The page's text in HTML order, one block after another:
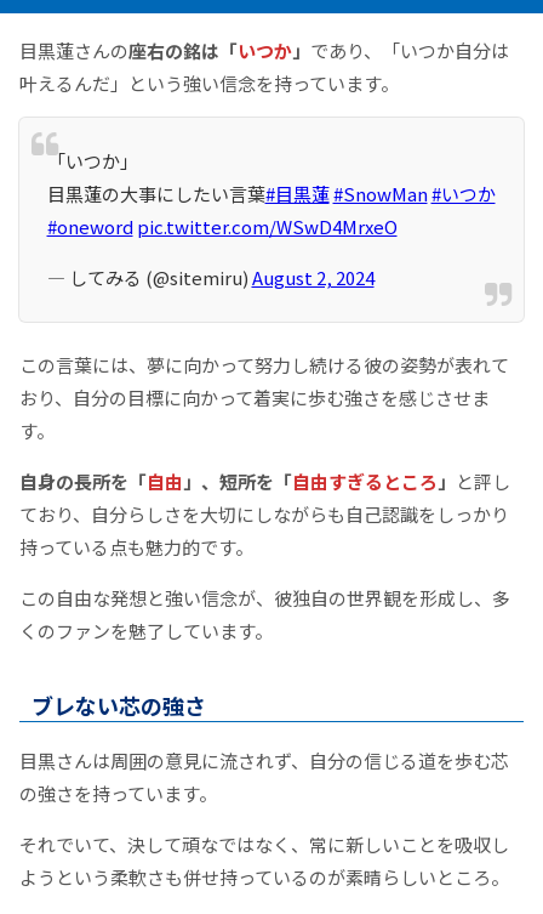
目黒蓮さんの座右の銘は「いつか」 であり、「いつか自分は
叶えるんだ」という強い信念を持っています。
「いつか」
目黒蓮の大事にしたい言葉#目黒蓮#SnowMan#いつか
#oneword pic.twitter.com/WSwD4MrxeO
— してみる (@sitemiru)August 2, 2024
この言葉には、夢に向かって努力し続ける彼の姿勢が表れて
おり、自分の目標に向かって着実に歩む強さを感じさせま
す。
自身の長所を「自由」、短所を「自由すぎるところ」 と評し
ており、自分らしさを大切にしながらも自己認識をしっかり
持っている点も魅力的です。
この自由な発想と強い信念が、彼独自の世界観を形成し、多
くのファンを魅了しています。
ブレない芯の強さ
目黒さんは周囲の意見に流されず、自分の信じる道を歩む芯
の強さを持っています。
それでいて、決して頑なではなく、常に新しいことを吸収し
ようという柔軟さも併せ持っているのが素晴らしいところ。